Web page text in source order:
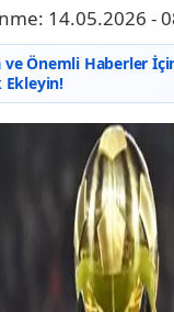
14.05.2026 -
ve Önemli Haberler
Ekleyin!